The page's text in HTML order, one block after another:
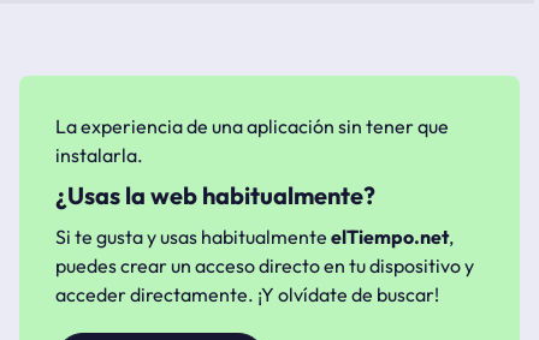
La experiencia de una aplicación sin tener que
instalarla.
¿Usas la web habitualmente?
Si te gusta y usas habitualmente elTiempo.net,
puedes crear un acceso directo en tu dispositivo y
acceder directamente. ¡Y olvídate de buscar!